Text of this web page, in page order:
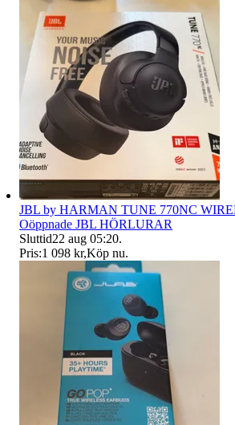
JBL by HARMAN TUNE 770NC
Oöppnade JBL HÖRLURAR
Sluttid22 aug 05:20.
Pris:1 098 kr,Köp nu.